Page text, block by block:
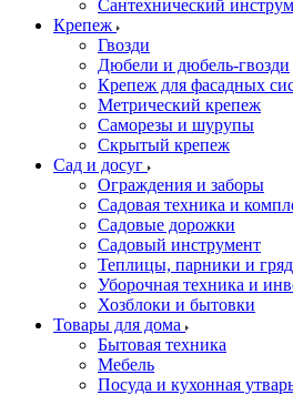
Сантехнический
Крепеж
Гвозди
Дюбели и дюбель-гвозди
Крепеж для фасадных
Метрический крепеж
Саморезы и шурупы
Скрытый крепеж
Сад и досуг
Ограждения и заборы
Садовая техника и
Садовые дорожки
Садовый инструмент
Теплицы, парники и
Уборочная техника и
Хозблоки и бытовки
Товары для дома
Бытовая техника
Мебель
Посуда и кухонная